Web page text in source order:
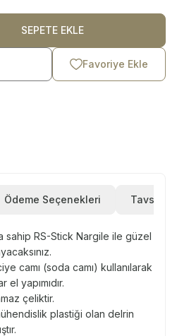
SEPETE EKLE
Favoriye Ekle
Ödeme Seçenekleri Tavsiye
sahip RS-Stick Nargile ile güzel
camı (soda camı) kullanılarak
el yapımıdır.
çeliktir.
plastiği olan delrin